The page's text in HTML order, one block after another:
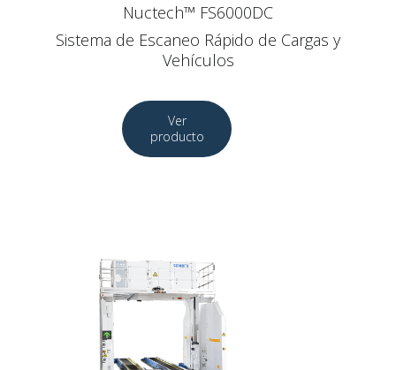
Nuctech™ FS6000DC
Sistema de Escaneo Rápido de Cargas y
Vehículos